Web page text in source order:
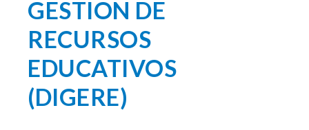
GESTION DE
RECURSOS
EDUCATIVOS
(DIGERE)